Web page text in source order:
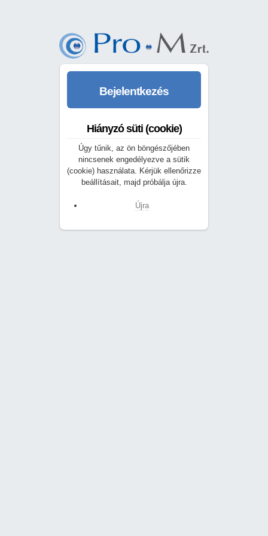
Bejelentkezés
Hiányzó süti (cookie)
Úgy tűnik, az ön böngészőjében
nincsenek engedélyezve a sütik
(cookie) használata. Kérjük ellenőrizze
beállításait, majd próbálja újra.
Újra